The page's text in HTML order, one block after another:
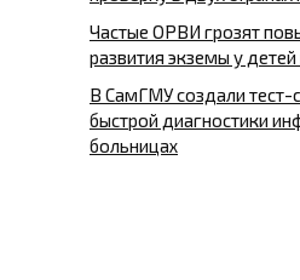
Частые ОРВИ грозят
развития экземы у
В СамГМУ создали тест-
быстрой диагностики
больницах